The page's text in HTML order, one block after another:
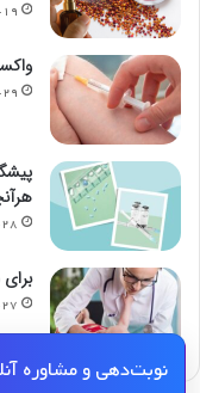
نوبت‌دهی و مشاوره